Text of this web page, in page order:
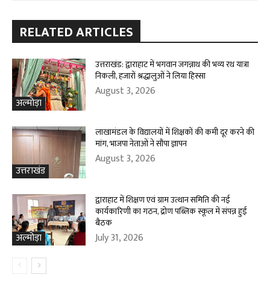
RELATED ARTICLES
अल्मोड़ा
उत्तराखंड: द्वाराहाट में भगवान जगन्नाथ की भव्य रथ यात्रा
निकली, हजारों श्रद्धालुओं ने लिया हिस्सा
August 3, 2026
उत्तराखंड
लाखामंडल के विद्यालयों में शिक्षकों की कमी दूर करने की
मांग, भाजपा नेताओं ने सौंपा ज्ञापन
August 3, 2026
अल्मोड़ा
द्वाराहाट में शिक्षण एवं ग्राम उत्थान समिति की नई
कार्यकारिणी का गठन, द्रोण पब्लिक स्कूल में संपन्न हुई
बैठक
July 31, 2026